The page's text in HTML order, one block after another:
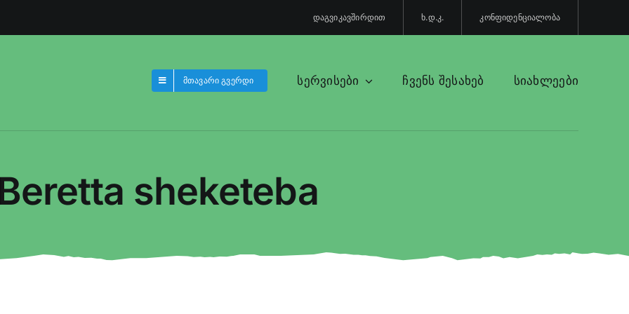
დაგვიკავშირდით ხ.დ.კ. კონფიდენციალობა
მთავარი გვერდი სერვისები ჩვენს შესახებ სიახლეები
Beretta sheketeba